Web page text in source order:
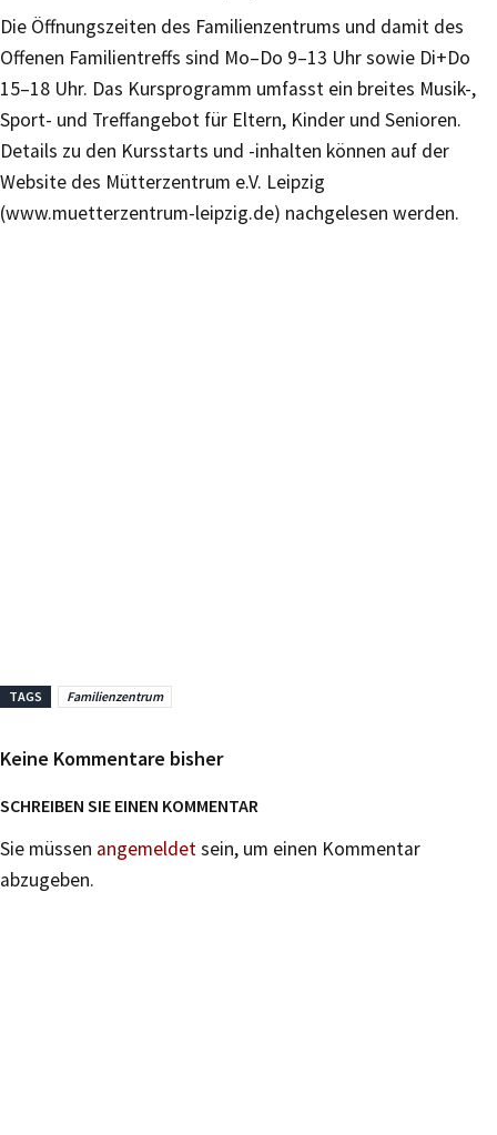
Die Öffnungszeiten des Familienzentrums und damit des
Offenen Familientreffs sind Mo–Do 9–13 Uhr sowie Di+Do
15–18 Uhr. Das Kursprogramm umfasst ein breites Musik-,
Sport- und Treffangebot für Eltern, Kinder und Senioren.
Details zu den Kursstarts und -inhalten können auf der
Website des Mütterzentrum e.V. Leipzig
(www.muetterzentrum-leipzig.de) nachgelesen werden.
TAGS Familienzentrum
Keine Kommentare bisher
SCHREIBEN SIE EINEN KOMMENTAR
Sie müssen angemeldetsein, um einen Kommentar
abzugeben.